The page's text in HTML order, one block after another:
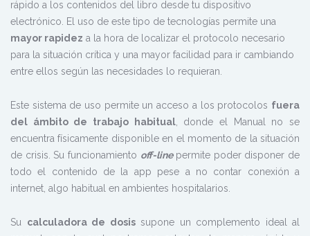
rápido a los contenidos del libro desde tu dispositivo
electrónico. El uso de este tipo de tecnologías permite una
mayor rapidez a la hora de localizar el protocolo necesario
para la situación crítica y una mayor facilidad para ir cambiando
entre ellos según las necesidades lo requieran.
Este sistema de uso permite un acceso a los protocolos fuera
del ámbito de trabajo habitual, donde el Manual no se
encuentra físicamente disponible en el momento de la situación
de crisis. Su funcionamiento off-linepermite poder disponer de
todo el contenido de la app pese a no contar conexión a
internet, algo habitual en ambientes hospitalarios.
Su calculadora de dosissupone un complemento ideal al